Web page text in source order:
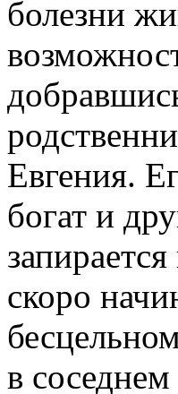
болезни
Евгения.
богат и
скоро
в